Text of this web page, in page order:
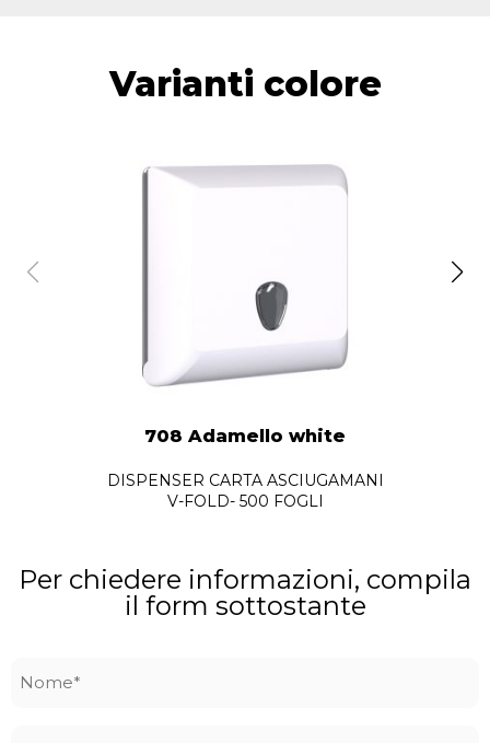
Varianti colore
708 Adamello white
DISPENSER CARTA ASCIUGAMANI
V-FOLD- 500 FOGLI
Per chiedere informazioni, compila
il form sottostante